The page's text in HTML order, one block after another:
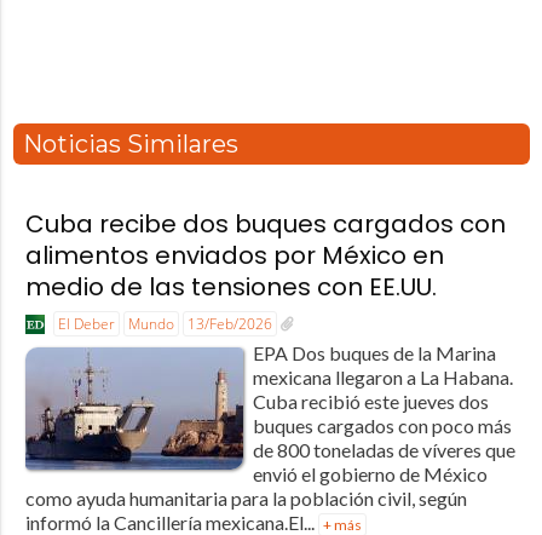
Noticias Similares
Cuba recibe dos buques cargados con
alimentos enviados por México en
medio de las tensiones con EE.UU.
El Deber Mundo 13/Feb/2026
EPA Dos buques de la Marina
mexicana llegaron a La Habana.
Cuba recibió este jueves dos
buques cargados con poco más
de 800 toneladas de víveres que
envió el gobierno de México
como ayuda humanitaria para la población civil, según
informó la Cancillería mexicana.El... + más